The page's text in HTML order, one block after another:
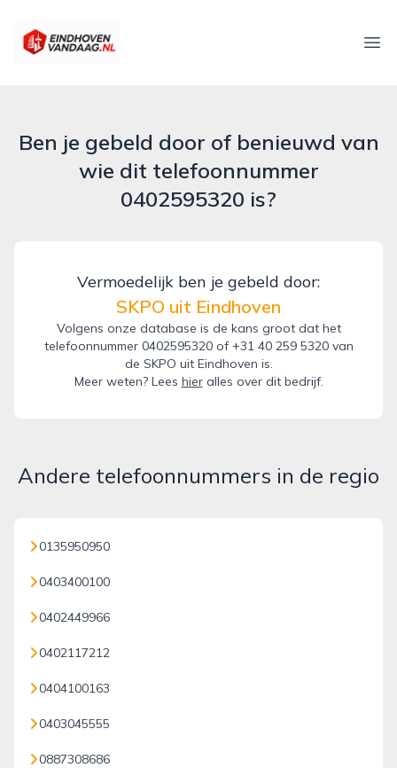
eindhovenvandaag.nl
Ben je gebeld door of benieuwd van
wie dit telefoonnummer
0402595320 is?
Vermoedelijk ben je gebeld door:
SKPO uit Eindhoven
Volgens onze database is de kans groot dat het
telefoonnummer 0402595320 of +31 40 259 5320 van
de SKPO uit Eindhoven is.
Meer weten? Lees hieralles over dit bedrijf.
Andere telefoonnummers in de regio
0135950950
0403400100
0402449966
0402117212
0404100163
0403045555
0887308686